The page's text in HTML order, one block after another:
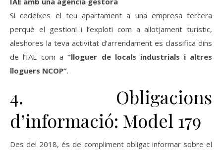
Si cedeixes el teu apartament a una empresa tercera
perquè el gestioni i l’exploti com a allotjament turístic,
aleshores la teva activitat d’arrendament es classifica dins
de l’IAE com a“lloguer de locals industrials i altres
lloguers NCOP”.
4. Obligacions
d’informació: Model 179
Des del 2018, és de compliment obligat informar sobre el